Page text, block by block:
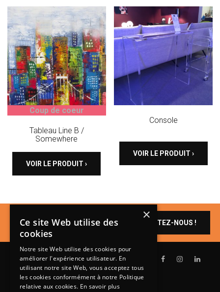
Coup de coeur
Tableau Line B /
Somewhere
VOIR LE PRODUIT ›
Console
VOIR LE PRODUIT ›
Un produit vous
intéresse ?
CONTACTEZ-NOUS !
Lundi de 14h à 18h30
×
Ce site Web utilise des
cookies
Notre site Web utilise des cookies pour
améliorer l'expérience utilisateur. En
utilisant notre site Web, vous acceptez tous
les cookies conformément à notre Politique
relative aux cookies. En savoir plus